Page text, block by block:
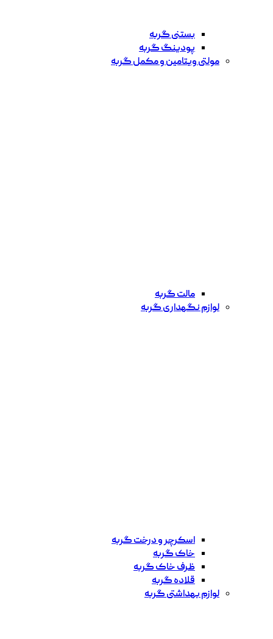
بستنی گربه
پودینگ گربه
مولتی ویتامین و مکمل گربه
مالت گربه
لوازم نگهداری گربه
اسکرچر و درخت گربه
خاک گربه
ظرف خاک گربه
قلاده گربه
لوازم بهداشتی گربه